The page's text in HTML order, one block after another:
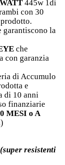
445w 1di
con 30
garantiscono la
che
con garanzia
di Accumulo
e
di 10 anni
finanziarie
MESI o A
)
resistenti